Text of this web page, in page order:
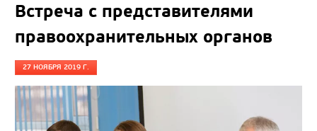
Встреча с представителями
правоохранительных органов
27 НОЯБРЯ 2019 Г.